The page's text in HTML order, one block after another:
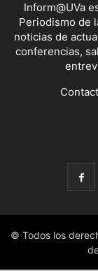
Inform@UVa
Periodismo de
noticias de
conferencias,
© Todos los